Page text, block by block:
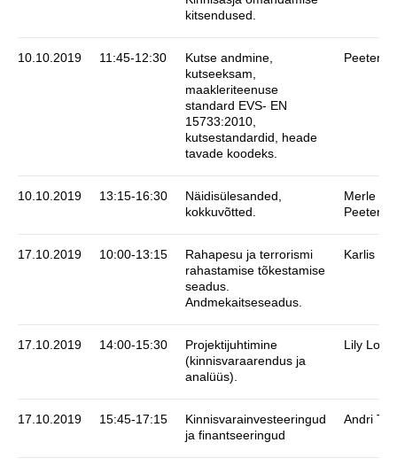
kitsendused.
10.10.2019 11:45-12:30
Kutse andmine,
kutseeksam,
maakleriteenuse
standard EVS- EN
15733:2010,
kutsestandardid, heade
tavade koodeks.
Peeter
10.10.2019 13:15-16:30
Näidisülesanded,
kokkuvõtted.
Merle
Peeter
17.10.2019 10:00-13:15
Rahapesu ja terrorismi
rahastamise tõkestamise
seadus.
Andmekaitseseadus.
Karlis
17.10.2019 14:00-15:30
Projektijuhtimine
(kinnisvaraarendus ja
analüüs).
Lily
17.10.2019 15:45-17:15
Kinnisvarainvesteeringud
ja finantseeringud
Andri